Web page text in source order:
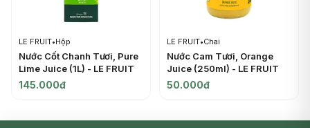
LE FRUIT•Hộp
Nước Cốt Chanh Tươi, Pure
Lime Juice (1L) - LE FRUIT
145.000đ
LE FRUIT•Chai
Nước Cam Tươi, Orange
Juice (250ml) - LE FRUIT
50.000đ